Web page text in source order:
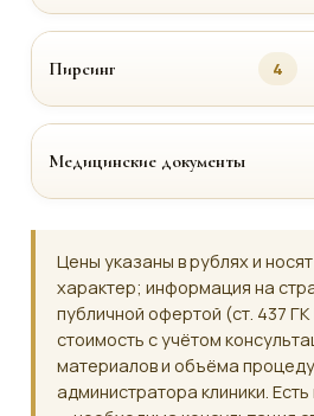
Пирсинг 4
Медицинские документы
Цены указаны в рублях и
характер; информация на
публичной офертой (ст. 437
стоимость с учётом
материалов и объёма
администратора клиники.